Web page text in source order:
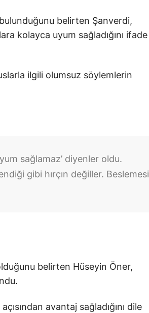
belirten Şanverdi,
kolayca uyum sağladığını ifade
ilgili olumsuz söylemlerin
sağlamaz’ diyenler oldu.
gibi hırçın değiller. Beslemesi
belirten Hüseyin Öner,
avantaj sağladığını dile